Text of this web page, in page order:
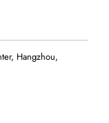
Hangzhou,